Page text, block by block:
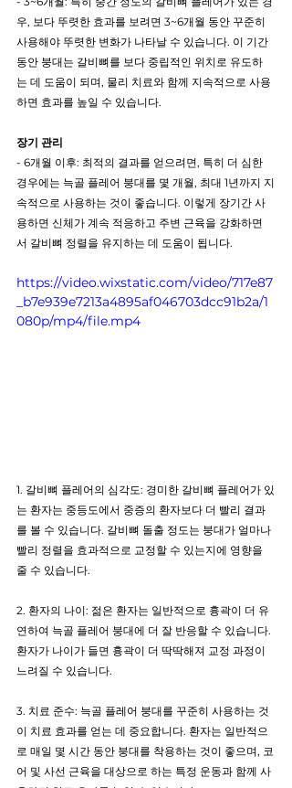
우, 보다 뚜렷한 효과를 보려면 3~6개월 동안 꾸준히
사용해야 뚜렷한 변화가 나타날 수 있습니다. 이 기간
동안 붕대는 갈비뼈를 보다 중립적인 위치로 유도하
는 데 도움이 되며, 물리 치료와 함께 지속적으로 사용
하면 효과를 높일 수 있습니다.
장기 관리
- 6개월 이후: 최적의 결과를 얻으려면, 특히 더 심한
경우에는 늑골 플레어 붕대를 몇 개월, 최대 1년까지 지
속적으로 사용하는 것이 좋습니다. 이렇게 장기간 사
용하면 신체가 계속 적응하고 주변 근육을 강화하면
서 갈비뼈 정렬을 유지하는 데 도움이 됩니다.
https://video.wixstatic.com/video/717e87
_b7e939e7213a4895af046703dcc91b2a/1
080p/mp4/file.mp4
1. 갈비뼈 플레어의 심각도: 경미한 갈비뼈 플레어가 있
는 환자는 중등도에서 중증의 환자보다 더 빨리 결과
를 볼 수 있습니다. 갈비뼈 돌출 정도는 붕대가 얼마나
빨리 정렬을 효과적으로 교정할 수 있는지에 영향을
줄 수 있습니다.
2. 환자의 나이: 젊은 환자는 일반적으로 흉곽이 더 유
연하여 늑골 플레어 붕대에 더 잘 반응할 수 있습니다.
환자가 나이가 들면 흉곽이 더 딱딱해져 교정 과정이
느려질 수 있습니다.
3. 치료 준수: 늑골 플레어 붕대를 꾸준히 사용하는 것
이 치료 효과를 얻는 데 중요합니다. 환자는 일반적으
로 매일 몇 시간 동안 붕대를 착용하는 것이 좋으며, 코
어 및 사선 근육을 대상으로 하는 특정 운동과 함께 사